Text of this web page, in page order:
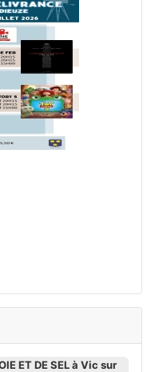
ET DE SEL à Vic sur